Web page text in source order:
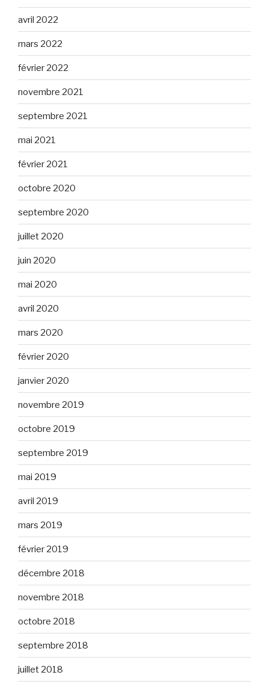
avril 2022
mars 2022
février 2022
novembre 2021
septembre 2021
mai 2021
février 2021
octobre 2020
septembre 2020
juillet 2020
juin 2020
mai 2020
avril 2020
mars 2020
février 2020
janvier 2020
novembre 2019
octobre 2019
septembre 2019
mai 2019
avril 2019
mars 2019
février 2019
décembre 2018
novembre 2018
octobre 2018
septembre 2018
juillet 2018